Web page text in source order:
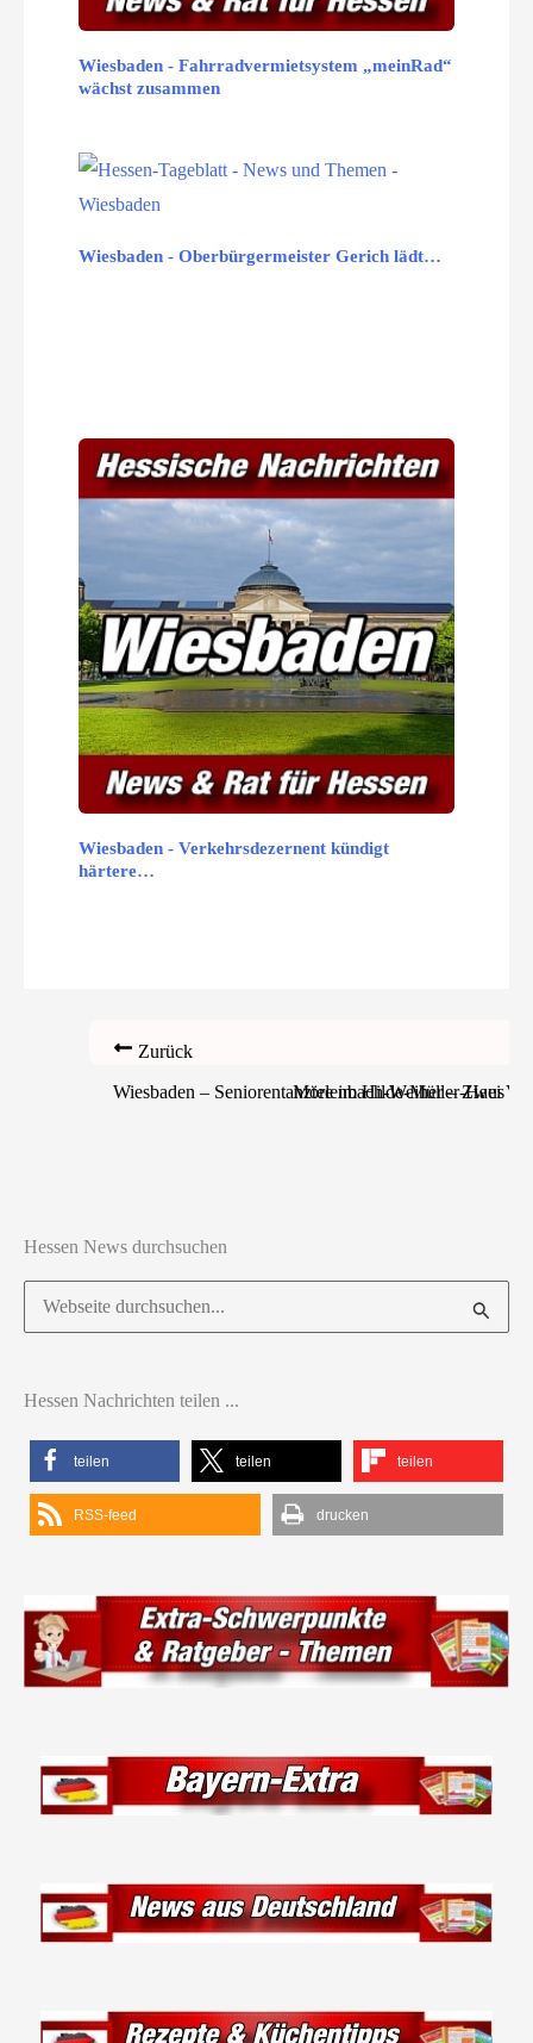
Wiesbaden - Fahrradvermietsystem „meinRad“
wächst zusammen
Wiesbaden - Oberbürgermeister Gerich lädt…
Wiesbaden - Verkehrsdezernent kündigt
härtere…
Zurück
Wiesbaden – Seniorentanztee im Hilde-Müller-Haus
Mörlenbach-Weiher – Zwei
Hessen News durchsuchen
Suchen
nach:
Hessen Nachrichten teilen ...
teilen teilen teilen
RSS-feed drucken